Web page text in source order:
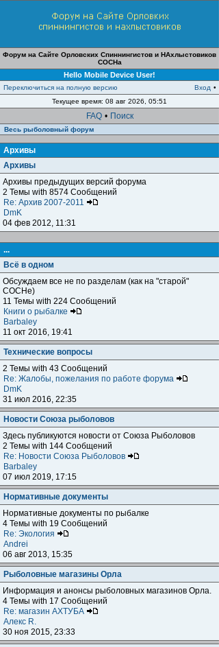
Форум на Сайте Орловских Спиннингистов и НАхлыстовиков
СОСНа
Hello Mobile Device User!
Переключиться на полную версию Вход •
Текущее время: 08 авг 2026, 05:51
FAQ • Поиск
Весь рыболовный форум
Архивы
Архивы
Архивы предыдущих версий форума
2 Темы with 8574 Сообщений
Re: Архив 2007-2011
DmK
04 фев 2012, 11:31
...
Всё в одном
Обсуждаем все не по разделам (как на "старой"
СОСНе)
11 Темы with 224 Сообщений
Книги о рыбалке
Barbaley
11 окт 2016, 19:41
Технические вопросы
2 Темы with 43 Сообщений
Re: Жалобы, пожелания по работе форума
DmK
31 июл 2016, 22:35
Новости Союза рыболовов
Здесь публикуются новости от Союза Рыболовов
2 Темы with 144 Сообщений
Re: Новости Союза Рыболовов
Barbaley
07 июл 2019, 17:15
Нормативные документы
Нормативные документы по рыбалке
4 Темы with 19 Сообщений
Re: Экология
Andrei
06 авг 2013, 15:35
Рыболовные магазины Орла
Информация и анонсы рыболовных магазинов Орла.
4 Темы with 17 Сообщений
Re: магазин АХТУБА
Алекс R.
30 ноя 2015, 23:33